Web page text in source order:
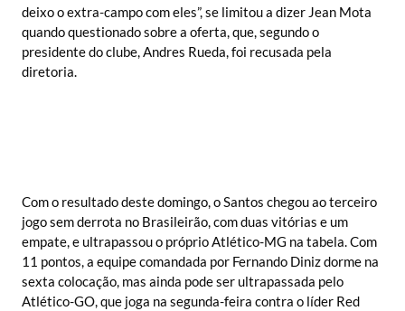
deixo o extra-campo com eles”, se limitou a dizer Jean Mota
quando questionado sobre a oferta, que, segundo o
presidente do clube, Andres Rueda, foi recusada pela
diretoria.
Com o resultado deste domingo, o Santos chegou ao terceiro
jogo sem derrota no Brasileirão, com duas vitórias e um
empate, e ultrapassou o próprio Atlético-MG na tabela. Com
11 pontos, a equipe comandada por Fernando Diniz dorme na
sexta colocação, mas ainda pode ser ultrapassada pelo
Atlético-GO, que joga na segunda-feira contra o líder Red